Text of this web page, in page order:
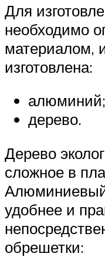
Для
необходимо
материалом,
изготовлена:
алюминий;
дерево.
Дерево
сложное в
Алюминиевый
удобнее и
обрешетки: